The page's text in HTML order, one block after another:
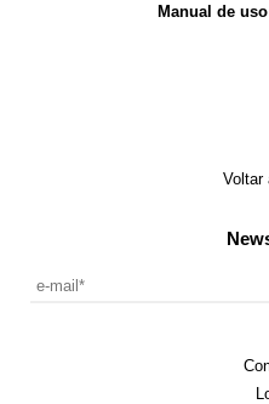
Manual de
Voltar